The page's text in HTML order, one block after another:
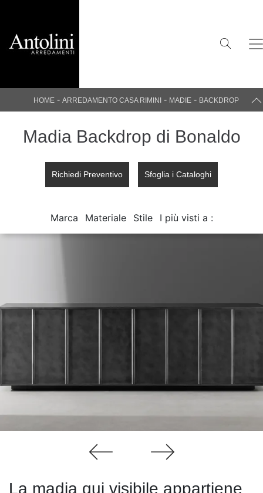
HOME- ARREDAMENTO CASA RIMINI - MADIE - BACKDROP
Madia Backdrop di Bonaldo
Richiedi Preventivo Sfoglia i Cataloghi
Marca Materiale Stile I più visti a :
La madia qui visibile appartiene